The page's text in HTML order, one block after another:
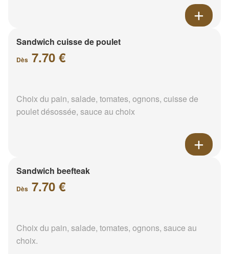
Sandwich cuisse de poulet
Dès 7.70 €
Choix du pain, salade, tomates, ognons, cuisse de
poulet désossée, sauce au choix
Sandwich beefteak
Dès 7.70 €
Choix du pain, salade, tomates, ognons, sauce au
choix.